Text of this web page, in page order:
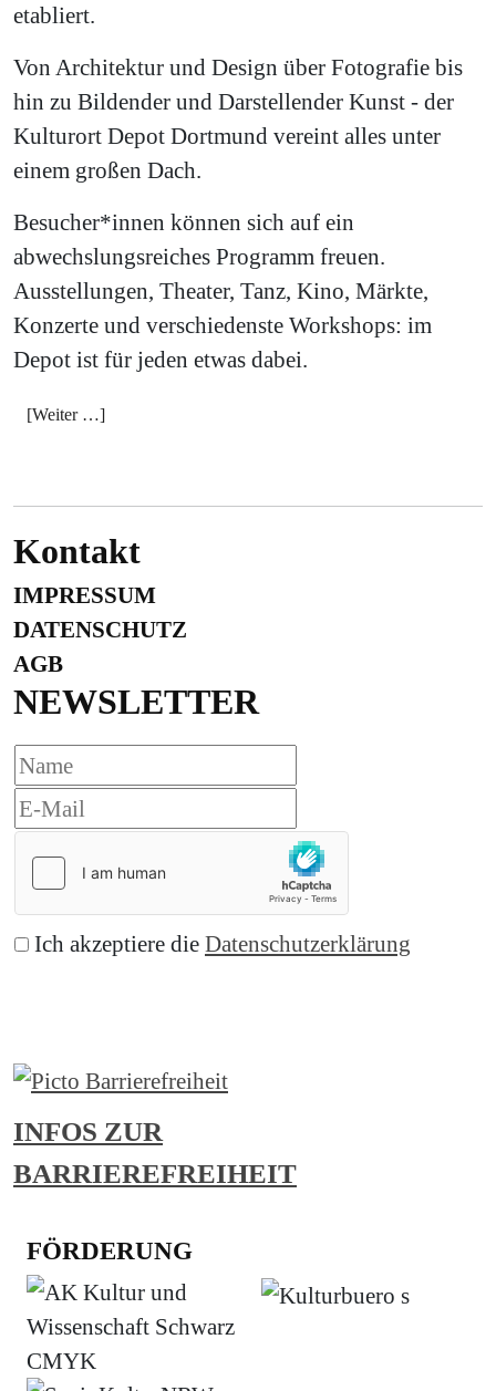
etabliert.
Von Architektur und Design über Fotografie bis
hin zu Bildender und Darstellender Kunst - der
Kulturort Depot Dortmund vereint alles unter
einem großen Dach.
Besucher*innen können sich auf ein
abwechslungsreiches Programm freuen.
Ausstellungen, Theater, Tanz, Kino, Märkte,
Konzerte und verschiedenste Workshops: im
Depot ist für jeden etwas dabei.
[Weiter …]
Kontakt
IMPRESSUM
DATENSCHUTZ
AGB
NEWSLETTER
Ich akzeptiere die Datenschutzerklärung
INFOS ZUR
BARRIEREFREIHEIT
FÖRDERUNG